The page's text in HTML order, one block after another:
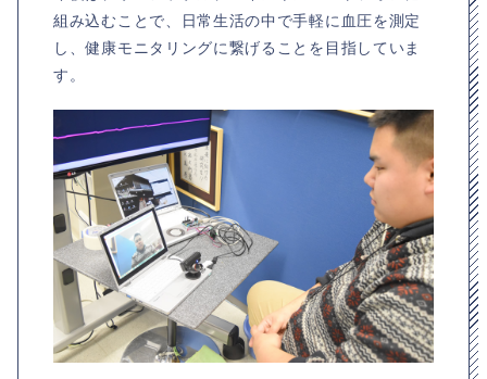
組み込むことで、日常生活の中で手軽に血圧を測定
し、健康モニタリングに繋げることを目指していま
す。